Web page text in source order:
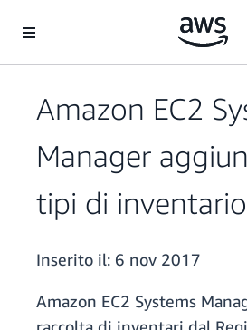
Amazon EC2
Manager
tipi di inventario
Inserito il: 6 nov 2017
Amazon EC2 Systems